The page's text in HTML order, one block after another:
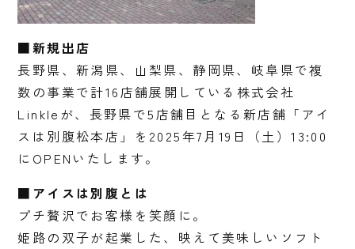
■新規出店
長野県、新潟県、山梨県、静岡県、岐阜県で複
数の事業で計16店舗展開している株式会社
Linkleが、長野県で5店舗目となる新店舗「アイ
スは別腹松本店」を2025年7月19日（土）13:00
にOPENいたします。
■アイスは別腹とは
プチ贅沢でお客様を笑顔に。
姫路の双子が起業した、映えて美味しいソフト